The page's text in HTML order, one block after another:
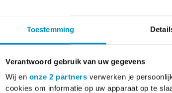
Toestemming
Verantwoord gebruik van uw gegevens
Wij en onze 2 partners verwerken je
cookies om informatie op uw apparaat op te